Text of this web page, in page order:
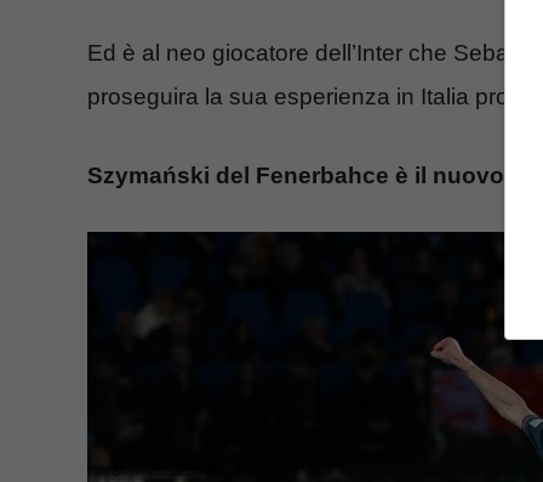
Ed è al neo giocatore dell’Inter che
proseguira la sua esperienza in Italia
Szymański del Fenerbahce è il nuovo